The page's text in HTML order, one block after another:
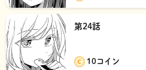
第24話
10コイン